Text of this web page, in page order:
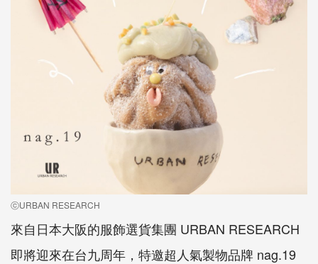
ⓒURBAN RESEARCH
來自日本大阪的服飾選貨集團 URBAN RESEARCH
即將迎來在台九周年，特邀超人氣製物品牌 nag.19